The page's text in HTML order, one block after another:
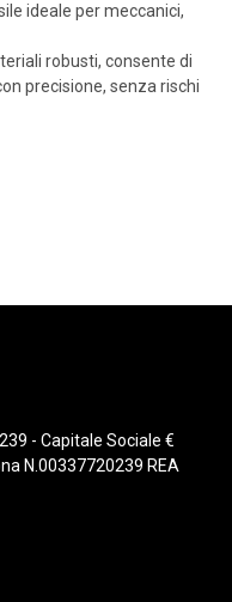
ideale per meccanici,
robusti, consente di
precisione, senza rischi
- Capitale Sociale €
N.00337720239 REA